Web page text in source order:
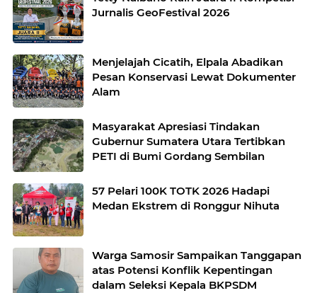
Jurnalis GeoFestival 2026
Menjelajah Cicatih, Elpala Abadikan
Pesan Konservasi Lewat Dokumenter
Alam
Masyarakat Apresiasi Tindakan
Gubernur Sumatera Utara Tertibkan
PETI di Bumi Gordang Sembilan
57 Pelari 100K TOTK 2026 Hadapi
Medan Ekstrem di Ronggur Nihuta
Warga Samosir Sampaikan Tanggapan
atas Potensi Konflik Kepentingan
dalam Seleksi Kepala BKPSDM